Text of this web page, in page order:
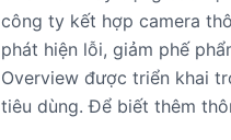
công ty kết hợp camera
phát hiện lỗi, giảm phế
Overview được triển khai
tiêu dùng. Để biết thêm